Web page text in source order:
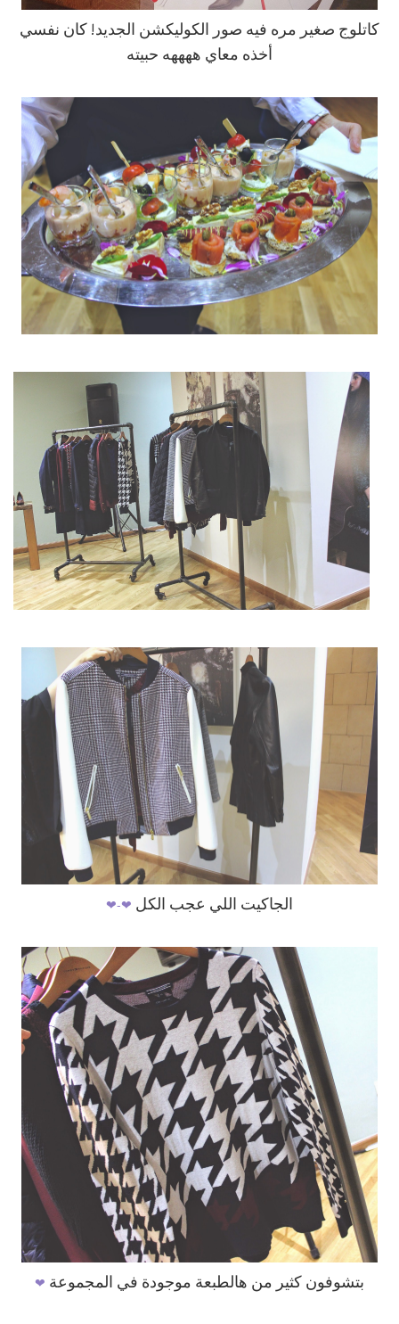
كاتلوج صغير مره فيه صور الكوليكشن الجديد! كان نفسي
أخذه معاي ههههه حبيته
الجاكيت اللي عجب الكل ❤-
❤
بتشوفون كثير من هالطبعة موجودة في المجموعة ❤